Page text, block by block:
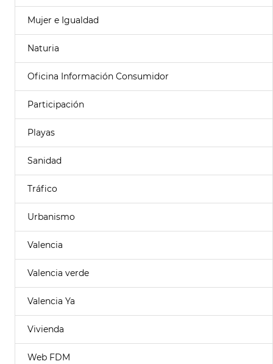
Mujer e Igualdad
Naturia
Oficina Información Consumidor
Participación
Playas
Sanidad
Tráfico
Urbanismo
Valencia
Valencia verde
Valencia Ya
Vivienda
Web FDM